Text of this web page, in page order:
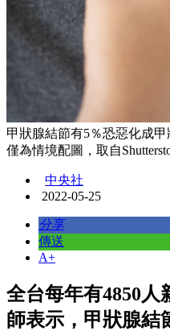
甲狀腺結節有5％恐惡化成
僅為情境配圖，取自
中央社
2022-05-25
分享
傳送
A+
全台每年有4850人
師表示，甲狀腺結